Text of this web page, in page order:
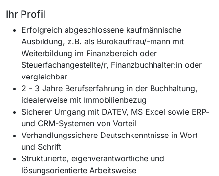
Ihr Profil
Erfolgreich abgeschlossene kaufmännische
Ausbildung, z.B. als Bürokauffrau/-mann mit
Weiterbildung im Finanzbereich oder
Steuerfachangestellte/r, Finanzbuchhalter:in oder
vergleichbar
2 - 3 Jahre Berufserfahrung in der Buchhaltung,
idealerweise mit Immobilienbezug
Sicherer Umgang mit DATEV, MS Excel sowie ERP-
und CRM-Systemen von Vorteil
Verhandlungssichere Deutschkenntnisse in Wort
und Schrift
Strukturierte, eigenverantwortliche und
lösungsorientierte Arbeitsweise